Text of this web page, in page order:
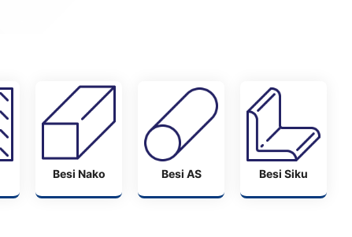
Besi Nako Besi AS Besi Siku